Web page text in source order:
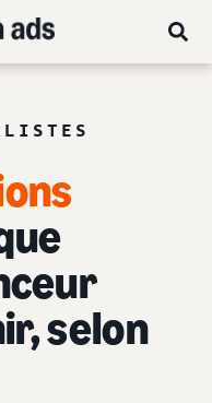
selon